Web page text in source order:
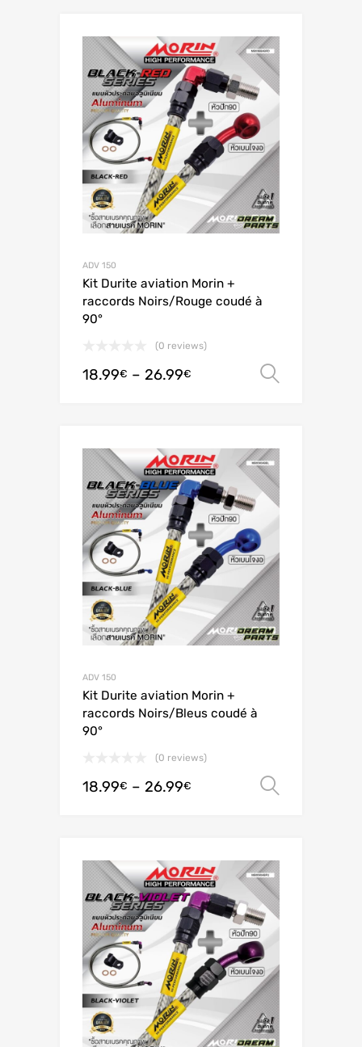
ADV 150
Kit Durite aviation Morin +
raccords Noirs/Rouge coudé à
90°
(0 reviews)
18.99€ – 26.99€
ADV 150
Kit Durite aviation Morin +
raccords Noirs/Bleus coudé à
90°
(0 reviews)
18.99€ – 26.99€